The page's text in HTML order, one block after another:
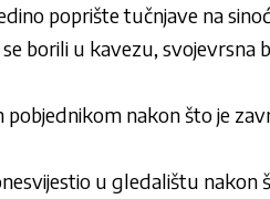
poprište tučnjave na
borili u kavezu, svojevrsna
nakon što je
u gledalištu nakon